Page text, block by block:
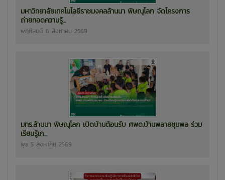
มหาวิทยาลัยเทคโนโลยีราชมงคลล้านนา พิษณุโลก จัดโครงการ
ถ่ายทอดความรู้...
พฤหัสบดี 6 สิงหาคม 2569
มทร.ล้านนา พิษณุโลก เปิดบ้านต้อนรับ ศพด.บ้านพลายชุมพล ร่วม
เรียนรู้เก...
พุธ 5 สิงหาคม 2569